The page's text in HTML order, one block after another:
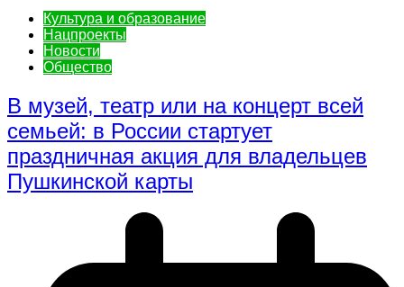
Культура и образование
Нацпроекты
Новости
Общество
В музей, театр или на концерт всей
семьей: в России стартует
праздничная акция для владельцев
Пушкинской карты